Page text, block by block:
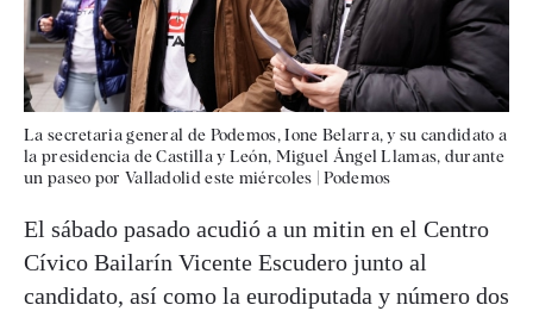
La secretaria general de Podemos, Ione Belarra, y su candidato a
la presidencia de Castilla y León, Miguel Ángel Llamas, durante
un paseo por Valladolid este miércoles |Podemos
El sábado pasado acudió a un mitin en el Centro
Cívico Bailarín Vicente Escudero junto al
candidato, así como la eurodiputada y número dos